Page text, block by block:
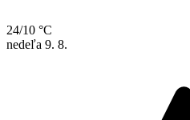
24/10 °C
nedeľa 9. 8.